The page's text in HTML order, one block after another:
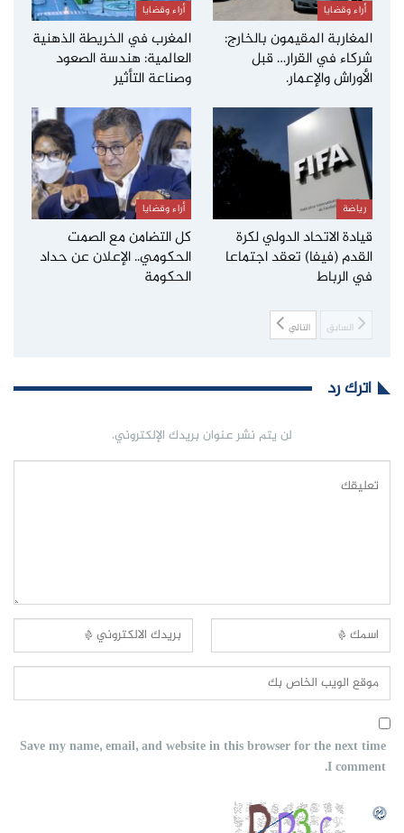
أراء وقضايا
المغاربة المقيمون بالخارج:
شركاء في القرار… قبل
الأوراش والإعمار.
أراء وقضايا
المغرب في الخريطة الذهنية
العالمية: هندسة الصعود
وصناعة التأثير
رياضة
قيادة الاتحاد الدولي لكرة
القدم (فيفا) تعقد اجتماعا
في الرباط
أراء وقضايا
كل التضامن مع الصمت
الحكومي.. الإعلان عن حداد
الحكومة
السابق التالي
اترك رد
لن يتم نشر عنوان بريدك الإلكتروني.
Save my name, email, and website in this browser for the next time
I comment.